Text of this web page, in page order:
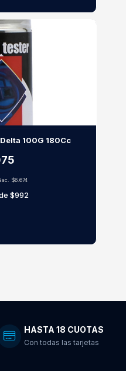
100G 180Cc
$6.674
$992
HASTA 18 CUOTAS
Con todas las tarjetas